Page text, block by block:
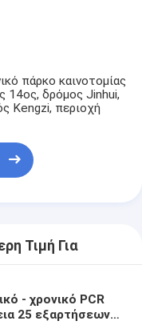
πάρκο καινοτομίας
14ος, δρόμος Jinhui,
Kengzi, περιοχή
Τιμή Για
- χρονικό PCR
25 εξαρτήσεων